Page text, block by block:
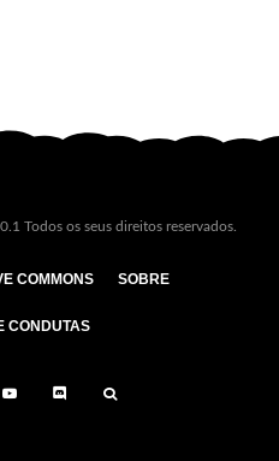
Todos os seus direitos reservados.
COMMONS SOBRE
CONDUTAS